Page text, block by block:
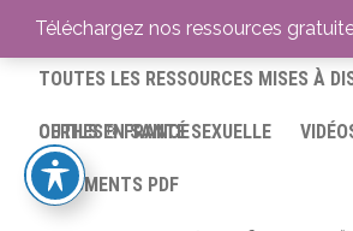
ACCUEIL
TOUTES LES RESSOURCES MISES À
CERHES® FRANCE
OUTILS EN SANTÉ SEXUELLE
DOCUMENTS PDF
Téléchargez nos ressources